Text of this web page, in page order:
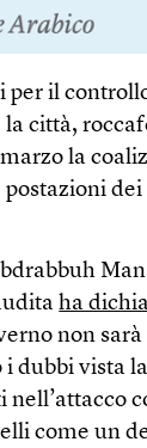
per il
città,
la
ha
non sarà
dubbi vista
nell’attacco
come un